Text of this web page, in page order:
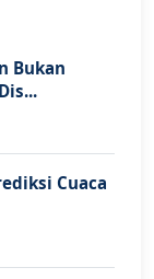
Bukan
Cuaca